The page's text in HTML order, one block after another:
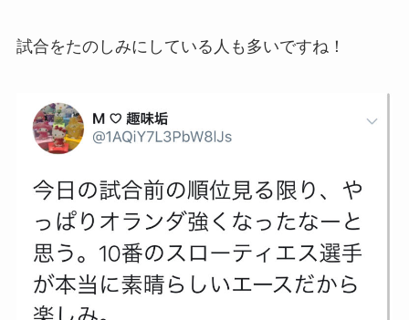
試合をたのしみにしている人も多いですね！